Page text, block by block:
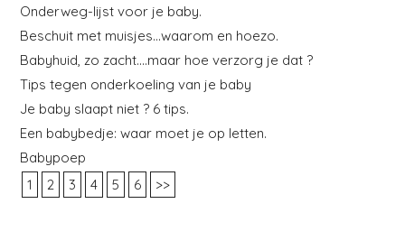
Onderweg-lijst voor je baby.
Beschuit met muisjes…waarom en hoezo.
Babyhuid, zo zacht….maar hoe verzorg je dat ?
Tips tegen onderkoeling van je baby
Je baby slaapt niet ? 6 tips.
Een babybedje: waar moet je op letten.
Babypoep
1
2 3 4 5 6 >>